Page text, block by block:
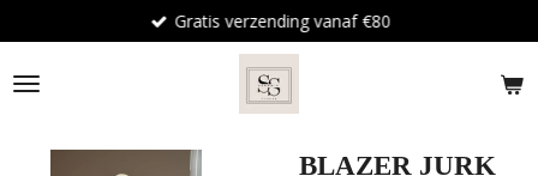
direct
naar
de
Gratis verzending vanaf €80
BLAZER JURK